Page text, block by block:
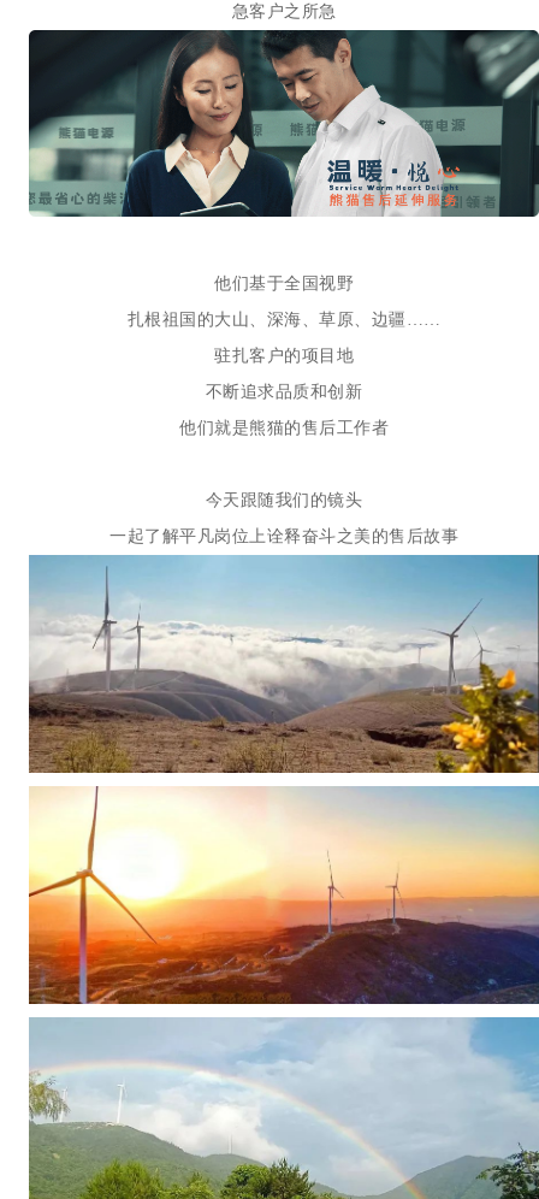
急客户之所急
他们基于全国视野
扎根祖国的大山、深海、草原、边疆……
驻扎客户的项目地
不断追求品质和创新
他们就是熊猫的售后工作者
今天跟随我们的镜头
一起了解平凡岗位上诠释奋斗之美的售后故事